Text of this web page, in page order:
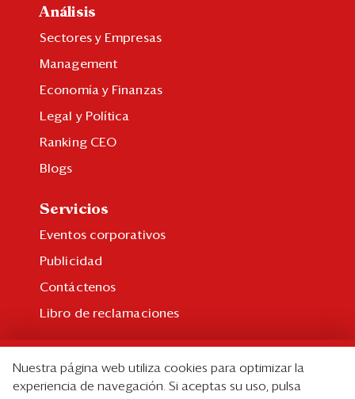
Análisis
Sectores y Empresas
Management
Economía y Finanzas
Legal y Política
Ranking CEO
Blogs
Servicios
Eventos corporativos
Publicidad
Contáctenos
Libro de reclamaciones
Suscripción individual
Nuestra página web utiliza cookies para optimizar la
experiencia de navegación. Si aceptas su uso, pulsa